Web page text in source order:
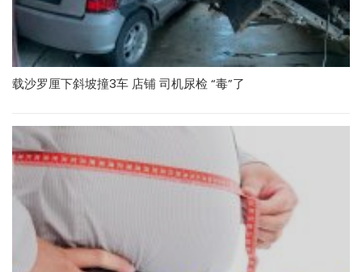
载沙罗厘下斜坡撞3车 店铺 司机尿检 “毒”了